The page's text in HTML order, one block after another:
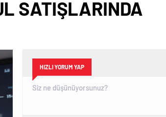
SATIŞLARINDA
HIZLI YORUM YAP